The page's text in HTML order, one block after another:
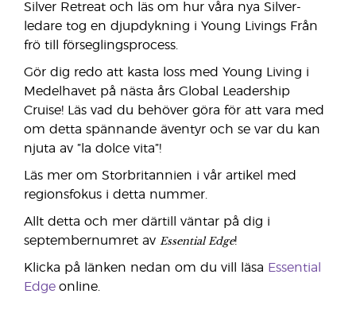
Silver Retreat och läs om hur våra nya Silver-
ledare tog en djupdykning i Young Livings Från
frö till förseglingsprocess.
Gör dig redo att kasta loss med Young Living i
Medelhavet på nästa års Global Leadership
Cruise! Läs vad du behöver göra för att vara med
om detta spännande äventyr och se var du kan
njuta av ”la dolce vita”!
Läs mer om Storbritannien i vår artikel med
regionsfokus i detta nummer.
Allt detta och mer därtill väntar på dig i
septembernumret av Essential Edge!
Klicka på länken nedan om du vill läsa Essential
Edge online.